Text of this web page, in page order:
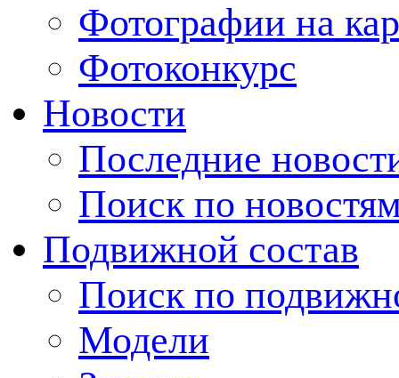
Фотографии на
Фотоконкурс
Новости
Последние
Поиск по
Подвижной состав
Поиск по
Модели